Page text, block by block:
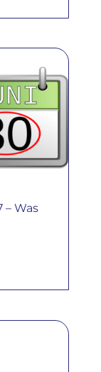
– Was